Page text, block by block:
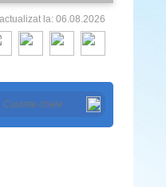
actualizat la: 06.08.2026